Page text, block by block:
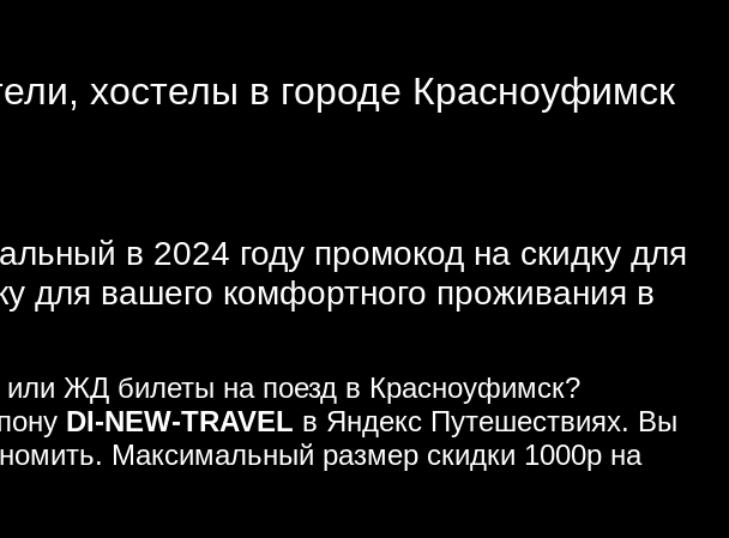
хостелы в городе Красноуфимск
в 2024 году промокод на скидку для
для вашего комфортного проживания в
ЖД билеты на поезд в Красноуфимск?
DI-NEW-TRAVEL в Яндекс Путешествиях. Вы
Максимальный размер скидки 1000р на